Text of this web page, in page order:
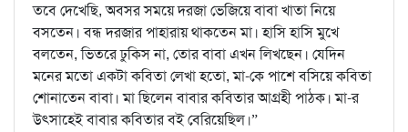
তবে দেখেছি, অবসর সময়ে দরজা ভেজিয়ে বাবা খাতা নিয়ে
বসতেন। বন্ধ দরজার পাহারায় থাকতেন মা। হাসি হাসি মুখে
বলতেন, ভিতরে ঢুকিস না, তোর বাবা এখন লিখছেন। যেদিন
মনের মতো একটা কবিতা লেখা হতো, মা-কে পাশে বসিয়ে কবিতা
শোনাতেন বাবা। মা ছিলেন বাবার কবিতার আগ্রহী পাঠক। মা-র
উৎসাহেই বাবার কবিতার বই বেরিয়েছিল।”